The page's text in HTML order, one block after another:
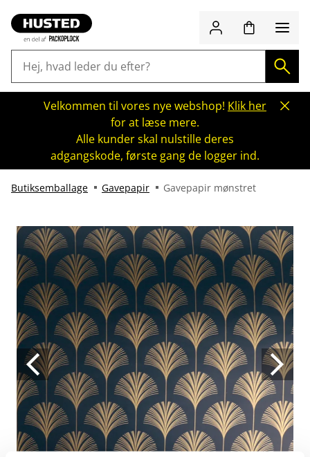
Velkommen til vores nye webshop! Klik her
for at læse mere.
Alle kunder skal nulstille deres
adgangskode, første gang de logger ind.
Butiksemballage Gavepapir Gavepapir mønstret